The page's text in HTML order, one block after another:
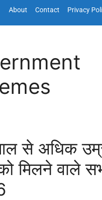
About Contact Privacy
से अधिक
मिलने वाले